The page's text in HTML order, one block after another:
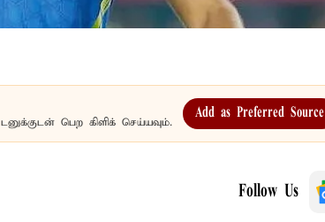
பெற கிளிக் செய்யவும்.
Add as Preferred Source
Follow Us